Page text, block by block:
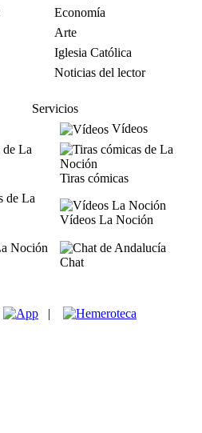
Economía
Arte
Iglesia Católica
Noticias del lector
Servicios
Vídeos
Tiras cómicas
Vídeos La Noción
Chat
|